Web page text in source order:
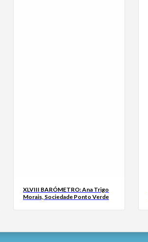
XLVIII BARÓMETRO: Ana Trigo
Morais, Sociedade Ponto Verde